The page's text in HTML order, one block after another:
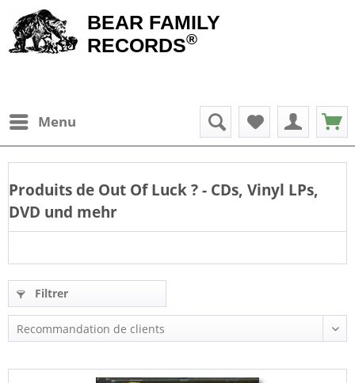
BEAR FAMILY
RECORDS®
Menu
Produits de Out Of Luck? - CDs, Vinyl LPs,
DVD und mehr
Filtrer